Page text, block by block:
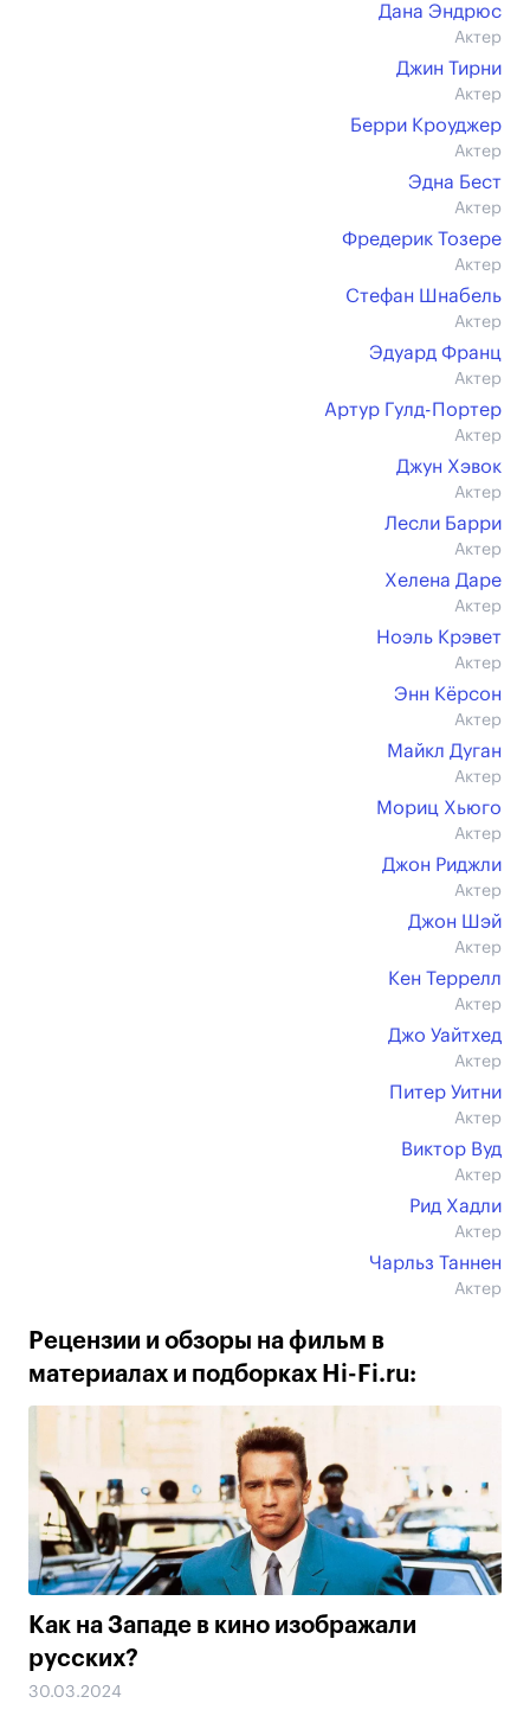
Дана Эндрюс
Актер
Джин Тирни
Актер
Берри Кроуджер
Актер
Эдна Бест
Актер
Фредерик Тозере
Актер
Стефан Шнабель
Актер
Эдуард Франц
Актер
Артур Гулд-Портер
Актер
Джун Хэвок
Актер
Лесли Барри
Актер
Хелена Даре
Актер
Ноэль Крэвет
Актер
Энн Кёрсон
Актер
Майкл Дуган
Актер
Мориц Хьюго
Актер
Джон Риджли
Актер
Джон Шэй
Актер
Кен Террелл
Актер
Джо Уайтхед
Актер
Питер Уитни
Актер
Виктор Вуд
Актер
Рид Хадли
Актер
Чарльз Таннен
Актер
Рецензии и обзоры на фильм в
материалах и подборках Hi-Fi.ru:
Как на Западе в кино изображали
русских?
30.03.2024